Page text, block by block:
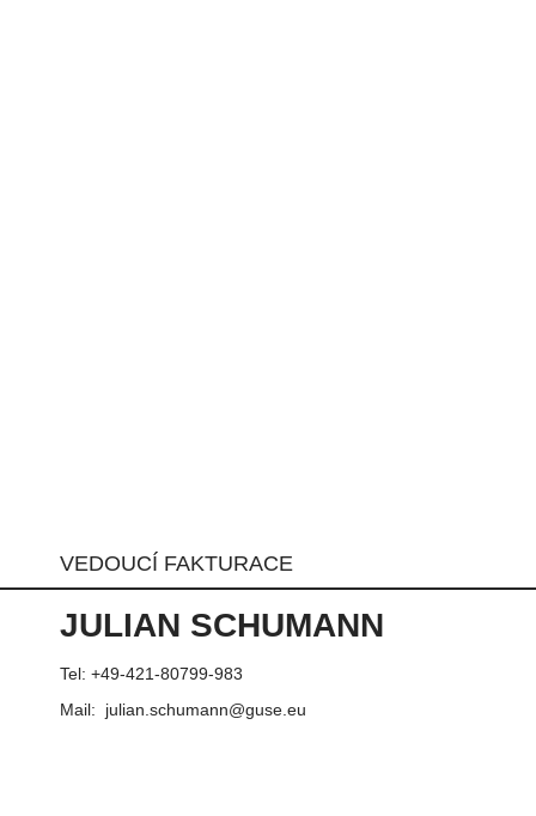
VEDOUCÍ FAKTURACE
JULIAN SCHUMANN
Tel: +49-421-80799-983
Mail: julian.schumann@guse.eu